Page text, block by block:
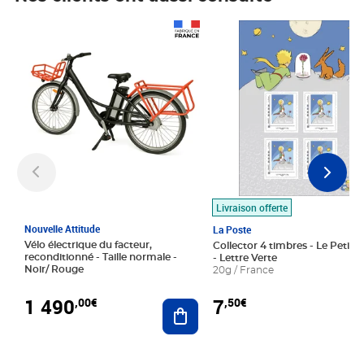
Nouvelle Attitude
Vélo électrique du facteur,
reconditionné - Taille normale -
Noir/ Rouge
1 490,00€ Ajouter au panier
Livraison offerte
La Poste
Collector 4 timbres - Le Petit
- Lettre Verte
20g / France
7,50€
Prix 7,50€